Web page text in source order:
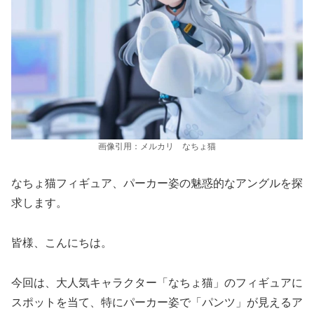
画像引用：メルカリ なちょ猫
なちょ猫フィギュア、パーカー姿の魅惑的なアングルを探
求します。
皆様、こんにちは。
今回は、大人気キャラクター「なちょ猫」のフィギュアに
スポットを当て、特にパーカー姿で「パンツ」が見えるア